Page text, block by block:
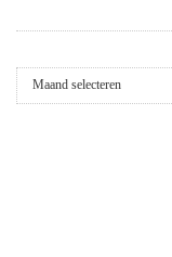
Archieven